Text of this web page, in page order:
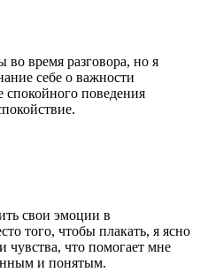
во время разговора, но я
себе о важности
спокойного поведения
свои эмоции в
того, чтобы плакать, я ясно
что помогает мне
и понятым.